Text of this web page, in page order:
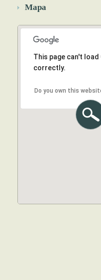
Mapa
This page can't load
correctly.
Do you own this